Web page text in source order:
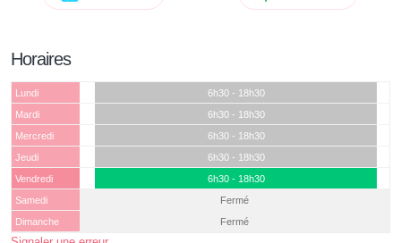
Horaires
Lundi
6h30 - 18h30
Mardi
6h30 - 18h30
Mercredi
6h30 - 18h30
Jeudi
6h30 - 18h30
Vendredi
6h30 - 18h30
Samedi
Fermé
Dimanche
Fermé